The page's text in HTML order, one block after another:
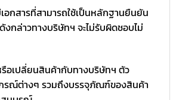
อกสารที่สามารถใช้เป็นหลักฐานยืนยัน
งกล่าวทางบริษัทฯ จะไม่รับผิดชอบไม่
อเปลี่ยนสินค้ากับทางบริษัทฯ ตัว
รณ์ต่างๆ รวมถึงบรรจุภัณฑ์ของสินค้า